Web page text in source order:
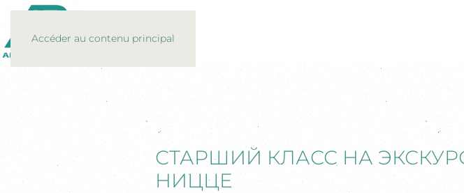
Accéder au contenu principal
СТАРШИЙ КЛАСС НА
НИЦЦЕ